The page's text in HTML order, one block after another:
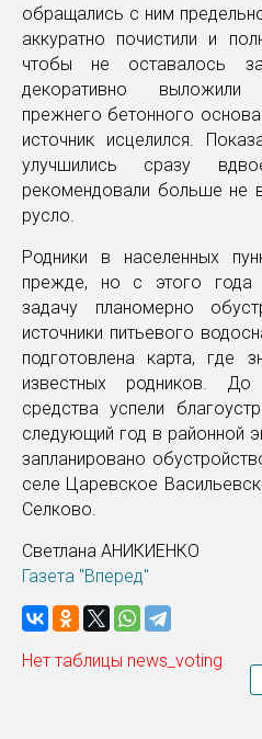
обращались с ним
аккуратно почистили и
чтобы не оставалось
декоративно
прежнего бетонного
источник исцелился.
улучшились сразу
рекомендовали больше не
русло.
Родники в населенных
прежде, но с этого года
задачу планомерно
источники питьевого
подготовлена карта, где
известных родников.
средства успели
следующий год в районной
запланировано
селе Царевское
Селково.
Светлана АНИКИЕНКО
Газета "Вперед"
Нет таблицы news_voting